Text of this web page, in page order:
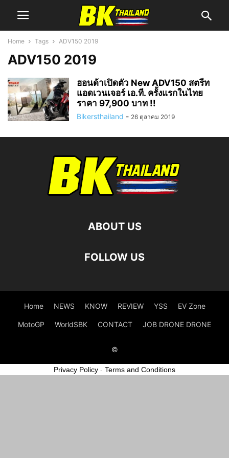
Home Tags ADV150 2019
ADV150 2019
ฮอนด้าเปิดตัว New ADV150 สตรีท
แอดเวนเจอร์ เอ.ที. ครั้งแรกในไทย
ราคา 97,900 บาท !!
Bikersthailand - 26 ตุลาคม 2019
ABOUT US
FOLLOW US
Home NEWS KNOW REVIEW YSS EV Zone
MotoGP WorldSBK CONTACT JOB DRONE DRONE
©
Privacy Policy - Terms and Conditions